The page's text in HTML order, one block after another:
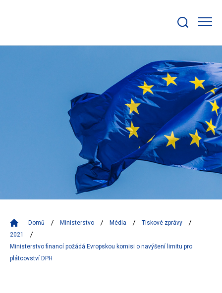
bar
Domů Ministerstvo Média
Tiskové zprávy
2021
Ministerstvo financí požádá Evropskou komisi o navýšení limitu pro
plátcovství DPH